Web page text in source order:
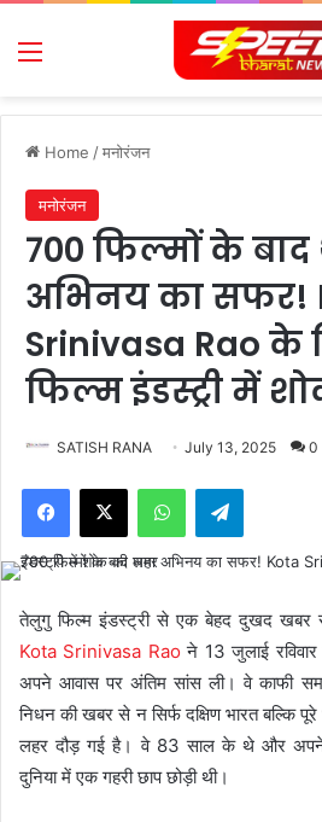
Menu
Home /मनोरंजन
मनोरंजन
700 फिल्मों के बाद
अभिनय का सफर!
Srinivasa Rao के
फिल्म इंडस्ट्री में
SATISH RANA July 13, 2025 0
Facebook
X WhatsAppTelegram
तेलुगु फिल्म इंडस्ट्री से एक बेहद दुखद खबर
Kota Srinivasa Rao ने 13 जुलाई
अपने आवास पर अंतिम सांस ली। वे काफी
निधन की खबर से न सिर्फ दक्षिण भारत बल्कि
लहर दौड़ गई है। वे 83 साल के थे और अपने
दुनिया में एक गहरी छाप छोड़ी थी।